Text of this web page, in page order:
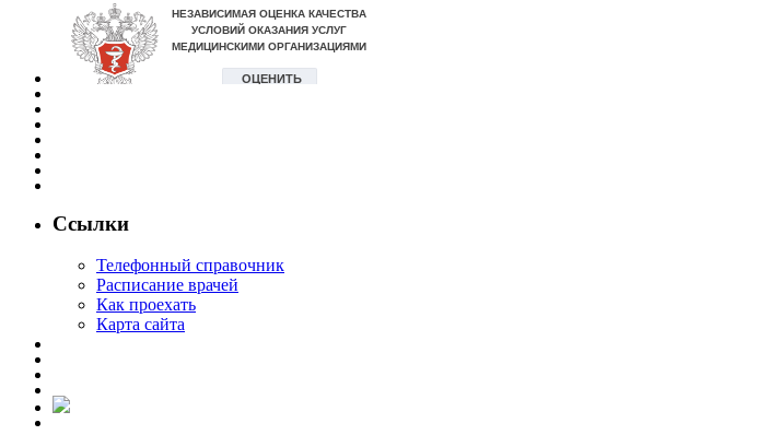
Ссылки
Телефонный справочник
Расписание врачей
Как проехать
Карта сайта